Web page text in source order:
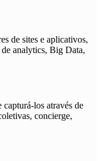
de sites e aplicativos,
analytics, Big Data,
los através de
concierge,